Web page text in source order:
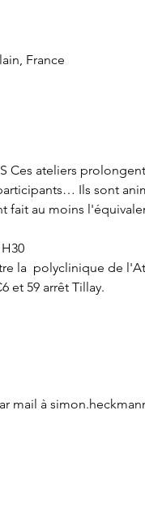
France
Ces ateliers
Ils sont
fait au moins
la  polyclinique de
et 59 arrêt Tillay.
mail à